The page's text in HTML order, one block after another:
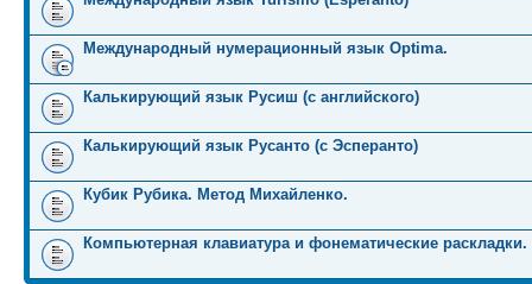
Международный нумерационный язык Optima.
Калькирующий язык Русиш (с английского)
Калькирующий язык Русанто (с Эсперанто)
Кубик Рубика. Метод Михайленко.
Компьютерная клавиатура и фонематические раскладки.